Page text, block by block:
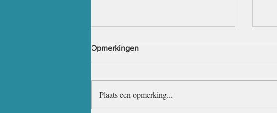
Opmerkingen
Plaats een opmerking...